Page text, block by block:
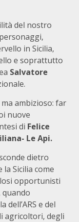
del nostro
in Sicilia,
e soprattutto
Salvatore
ambizioso: far
nuove
di Felice
Le Api.
dietro
Sicilia come
opportunisti
quando
e del
agricoltori, degli